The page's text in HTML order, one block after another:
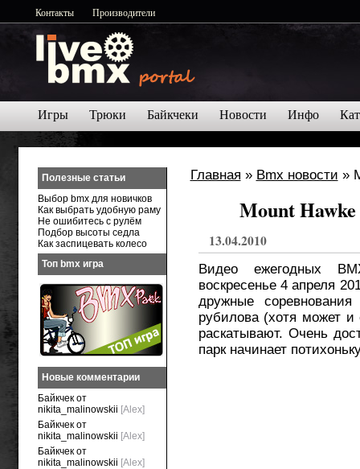
Контакты Производители
Игры Трюки Байкчеки Новости Инфо
Главная » Bmx новости »
Mount
13.04.2010
Видео ежегодных
воскресенье 4 апреля
дружные
рубилова (хотя может
раскатывают. Очень
парк начинает
Полезные статьи
Выбор bmx для новичков
Как выбрать удобную раму
Не ошибитесь с рулём
Подбор высоты седла
Как заспицевать колесо
Топ bmx игра
Новые комментарии
Байкчек от
nikita_malinowskii [Alex]
Байкчек от
nikita_malinowskii [Alex]
Байкчек от
nikita_malinowskii [Alex]